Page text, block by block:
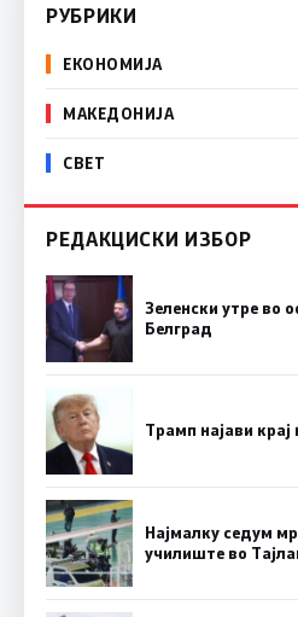
РУБРИКИ
ЕКОНОМИЈА
МАКЕДОНИЈА
СВЕТ
РЕДАКЦИСКИ ИЗБОР
Зеленски утре во
Белград
Трамп најави крај
Најмалку седум
училиште во